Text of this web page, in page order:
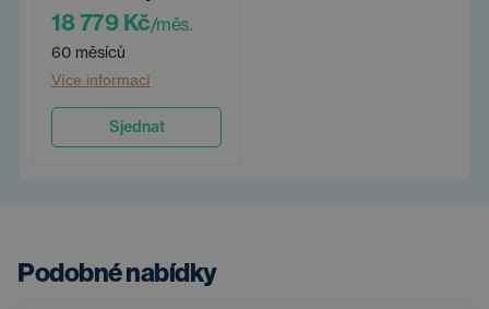
18 779 Kč/měs.
60 měsíců
Více informací
Sjednat
Podobné nabídky